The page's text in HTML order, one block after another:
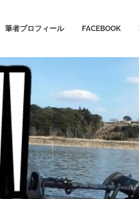
筆者プロフィール FACEBOOK